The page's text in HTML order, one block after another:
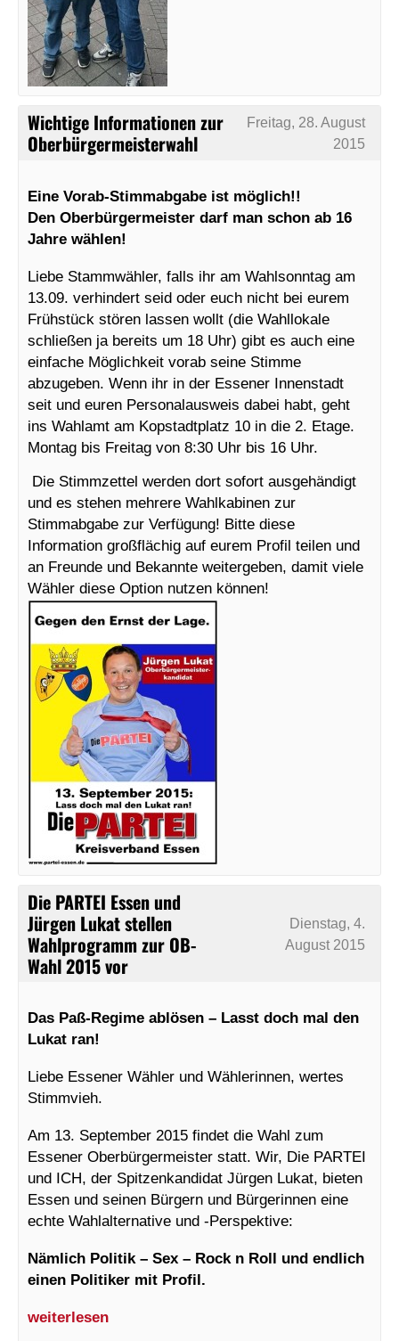
Wichtige Informationen zur
Oberbürgermeisterwahl
Freitag, 28. August
2015
Eine Vorab-Stimmabgabe ist möglich!!
Den Oberbürgermeister darf man schon ab 16
Jahre wählen!
Liebe Stammwähler, falls ihr am Wahlsonntag am
13.09. verhindert seid oder euch nicht bei eurem
Frühstück stören lassen wollt (die Wahllokale
schließen ja bereits um 18 Uhr) gibt es auch eine
einfache Möglichkeit vorab seine Stimme
abzugeben. Wenn ihr in der Essener Innenstadt
seit und euren Personalausweis dabei habt, geht
ins Wahlamt am Kopstadtplatz 10 in die 2. Etage.
Montag bis Freitag von 8:30 Uhr bis 16 Uhr.
Die Stimmzettel werden dort sofort ausgehändigt
und es stehen mehrere Wahlkabinen zur
Stimmabgabe zur Verfügung! Bitte diese
Information großflächig auf eurem Profil teilen und
an Freunde und Bekannte weitergeben, damit viele
Wähler diese Option nutzen können!
Die PARTEI Essen und
Jürgen Lukat stellen
Wahlprogramm zur OB-
Wahl 2015 vor
Dienstag, 4.
August 2015
Das Paß-Regime ablösen – Lasst doch mal den
Lukat ran!
Liebe Essener Wähler und Wählerinnen, wertes
Stimmvieh.
Am 13. September 2015 findet die Wahl zum
Essener Oberbürgermeister statt. Wir, Die PARTEI
und ICH, der Spitzenkandidat Jürgen Lukat, bieten
Essen und seinen Bürgern und Bürgerinnen eine
echte Wahlalternative und -Perspektive:
Nämlich Politik – Sex – Rock n Roll und endlich
einen Politiker mit Profil.
weiterlesen